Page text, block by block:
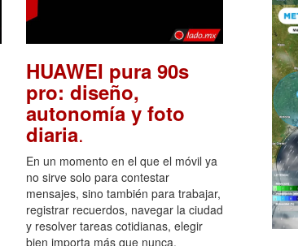
HUAWEI pura 90s
pro: diseño,
autonomía y foto
diaria.
En un momento en el que el móvil ya
no sirve solo para contestar
mensajes, sino también para trabajar,
registrar recuerdos, navegar la ciudad
y resolver tareas cotidianas, elegir
bien importa más que nunca.